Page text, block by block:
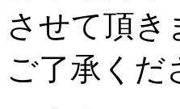
させて頂き
ご了承くだ